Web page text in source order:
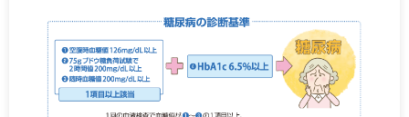
こころの健康 for Women